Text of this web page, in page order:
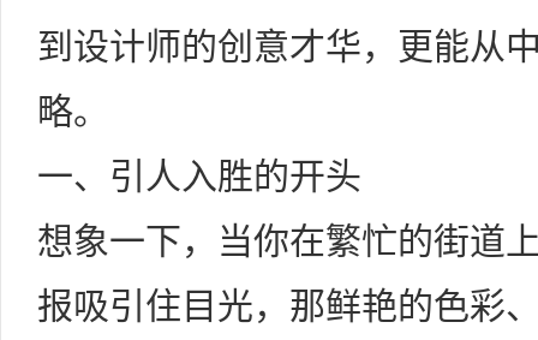
到设计师的创意才华，更能从
略。
一、引人入胜的开头
想象一下，当你在繁忙的街道
报吸引住目光，那鲜艳的色彩